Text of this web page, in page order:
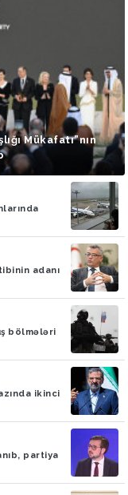
Mükafatı”nın
adanı
bölmələri
ikinci
partiya